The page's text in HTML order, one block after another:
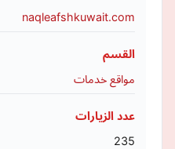
naqleafshkuwait.com
القسم
مواقع خدمات
عدد الزيارات
235